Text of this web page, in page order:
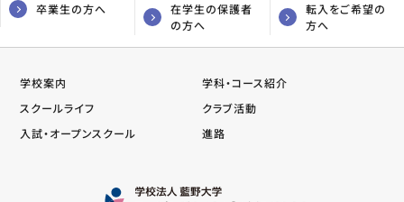
卒業生の方へ
在学生の保護者
の方へ
転入をご希望の
方へ
学校案内
学科・コース紹介
スクールライフ
クラブ活動
入試・オープンスクール
進路